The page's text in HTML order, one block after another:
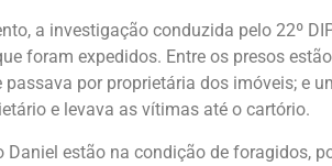
a investigação conduzida pelo 22º
foram expedidos. Entre os presos
passava por proprietária dos imóveis; e
e levava as vítimas até o cartório.
Daniel estão na condição de foragidos,